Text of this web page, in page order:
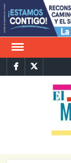
Saltar
al
contenido
FacebookTwitter